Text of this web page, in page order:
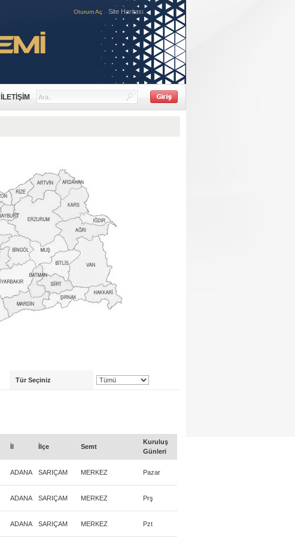
Oturum Aç Site Haritası
İLETİŞİM
Tür Seçiniz
İl İlçe Semt
Kuruluş
Günleri
ADANA SARIÇAM MERKEZ Pazar
ADANA SARIÇAM MERKEZ Prş
ADANA SARIÇAM MERKEZ Pzt